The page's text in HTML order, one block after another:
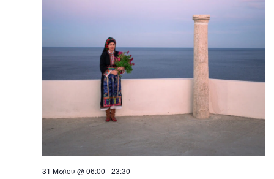
31 Μαΐου @ 06:00 -23:30